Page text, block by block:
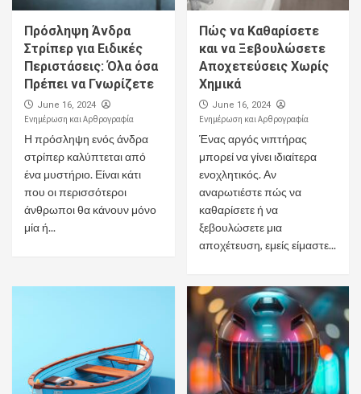
Πρόσληψη Άνδρα
Στρίπερ για Ειδικές
Περιστάσεις: Όλα όσα
Πρέπει να Γνωρίζετε
June 16, 2024
Ενημέρωση και Αρθρογραφία
Η πρόσληψη ενός άνδρα
στρίπερ καλύπτεται από
ένα μυστήριο. Είναι κάτι
που οι περισσότεροι
άνθρωποι θα κάνουν μόνο
μία ή...
Πώς να Καθαρίσετε
και να Ξεβουλώσετε
Αποχετεύσεις Χωρίς
Χημικά
June 16, 2024
Ενημέρωση και Αρθρογραφία
Ένας αργός νιπτήρας
μπορεί να γίνει ιδιαίτερα
ενοχλητικός. Αν
αναρωτιέστε πώς να
καθαρίσετε ή να
ξεβουλώσετε μια
αποχέτευση, εμείς είμαστε...